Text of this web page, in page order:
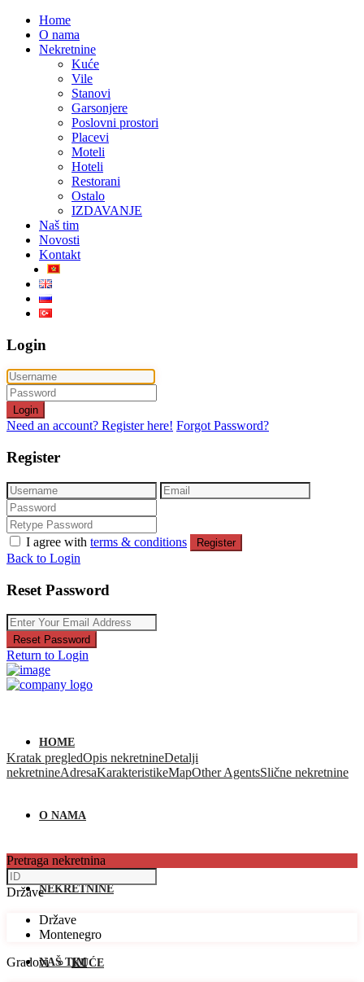
Home
O nama
Nekretnine
Kuće
Vile
Stanovi
Garsonjere
Poslovni prostori
Placevi
Moteli
Hoteli
Restorani
Ostalo
IZDAVANJE
Naš tim
Novosti
Kontakt
Login
Login
Need an account? Register here! Forgot Password?
Register
I agree with terms & conditions Register
Back to Login
Reset Password
Reset Password
Return to Login
HOME
O NAMA
NEKRETNINE
KUĆE
NAŠ TIM
Kratak pregledOpis nekretnineDetalji
nekretnineAdresaKarakteristikeMapOther AgentsSlične nekretnine
Pretraga nekretnina
Države
Države
Montenegro
Gradovi